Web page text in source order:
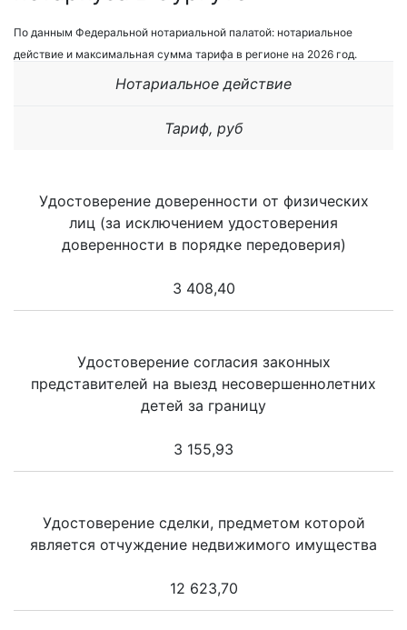
По данным Федеральной нотариальной палатой: нотариальное
действие и максимальная сумма тарифа в регионе на 2026 год.
Нотариальное действие
Тариф, руб
Удостоверение доверенности от физических
лиц (за исключением удостоверения
доверенности в порядке передоверия)
3 408,40
Удостоверение согласия законных
представителей на выезд несовершеннолетних
детей за границу
3 155,93
Удостоверение сделки, предметом которой
является отчуждение недвижимого имущества
12 623,70